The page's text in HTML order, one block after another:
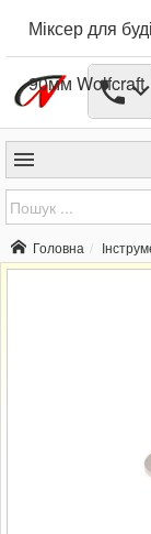
Міксер для
90мм Wolfcraft
Головна